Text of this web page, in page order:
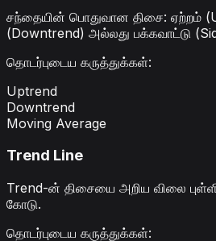
சந்தையின் பொதுவான திசை: ஏற்றம்
(Downtrend) அல்லது பக்கவாட்டு
தொடர்புடைய கருத்துக்கள்:
Uptrend
Downtrend
Moving Average
Trend Line
Trend-ன் திசையை அறிய விலை
கோடு.
தொடர்புடைய கருத்துக்கள்: